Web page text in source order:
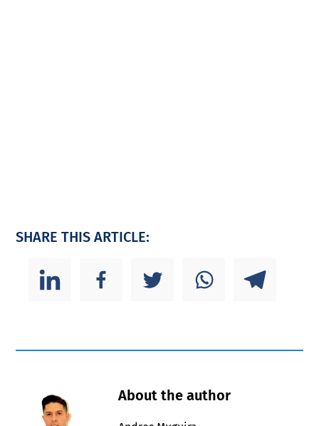
SHARE THIS ARTICLE:
About the author